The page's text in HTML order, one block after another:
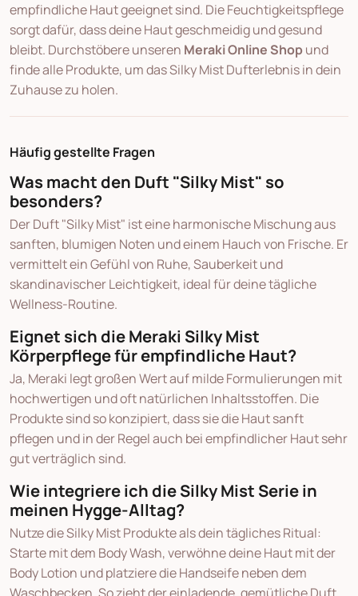
empfindliche Haut geeignet sind. Die Feuchtigkeitspflege
sorgt dafür, dass deine Haut geschmeidig und gesund
bleibt. Durchstöbere unseren Meraki Online Shopund
finde alle Produkte, um das Silky Mist Dufterlebnis in dein
Zuhause zu holen.
Häufig gestellte Fragen
Was macht den Duft "Silky Mist" so
besonders?
Der Duft "Silky Mist" ist eine harmonische Mischung aus
sanften, blumigen Noten und einem Hauch von Frische. Er
vermittelt ein Gefühl von Ruhe, Sauberkeit und
skandinavischer Leichtigkeit, ideal für deine tägliche
Wellness-Routine.
Eignet sich die Meraki Silky Mist
Körperpflege für empfindliche Haut?
Ja, Meraki legt großen Wert auf milde Formulierungen mit
hochwertigen und oft natürlichen Inhaltsstoffen. Die
Produkte sind so konzipiert, dass sie die Haut sanft
pflegen und in der Regel auch bei empfindlicher Haut sehr
gut verträglich sind.
Wie integriere ich die Silky Mist Serie in
meinen Hygge-Alltag?
Nutze die Silky Mist Produkte als dein tägliches Ritual:
Starte mit dem Body Wash, verwöhne deine Haut mit der
Body Lotion und platziere die Handseife neben dem